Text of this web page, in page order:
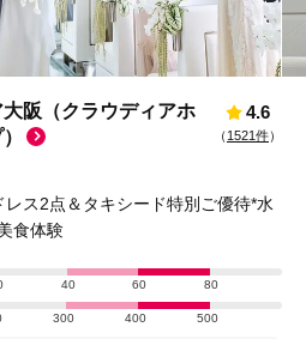
阪（クラウディアホ
4.6
（ 1521件）
ス2点＆タキシード特別ご優待*水
食体験
40 60 80
300 400 500